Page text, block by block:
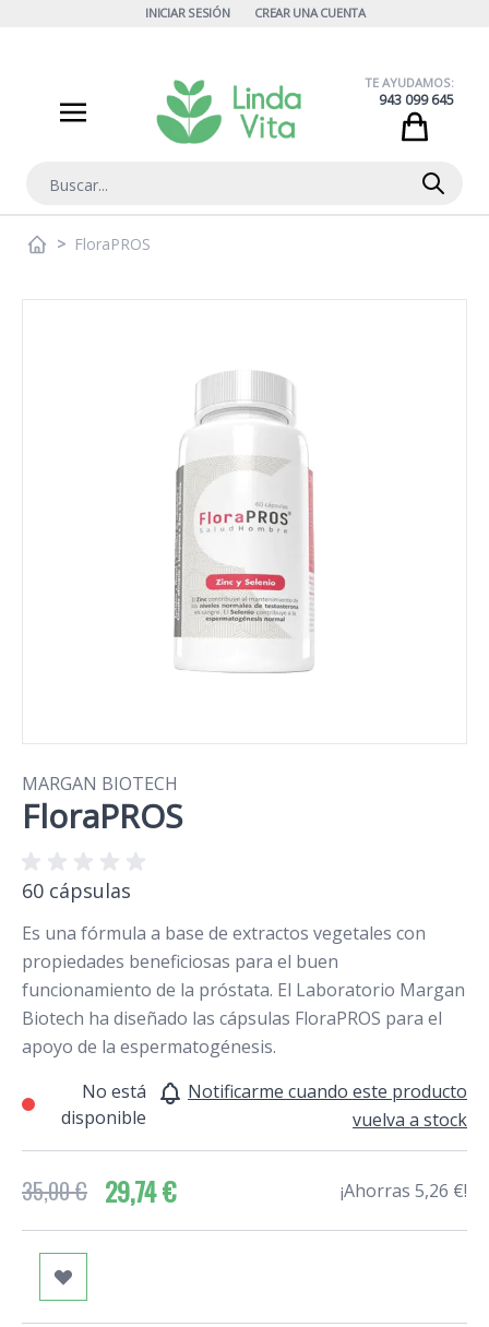
INICIAR SESIÓN CREAR UNA CUENTA
Buscar
TE AYUDAMOS:
943 099 645
> FloraPROS
MARGAN BIOTECH
FloraPROS
60 cápsulas
Es una fórmula a base de extractos vegetales con
propiedades beneficiosas para el buen
funcionamiento de la próstata. El Laboratorio Margan
Biotech ha diseñado las cápsulas FloraPROS para el
apoyo de la espermatogénesis.
No está
disponible
Notificarme cuando este producto
vuelva a stock
35,00 € 29,74 € ¡Ahorras 5,26 €!